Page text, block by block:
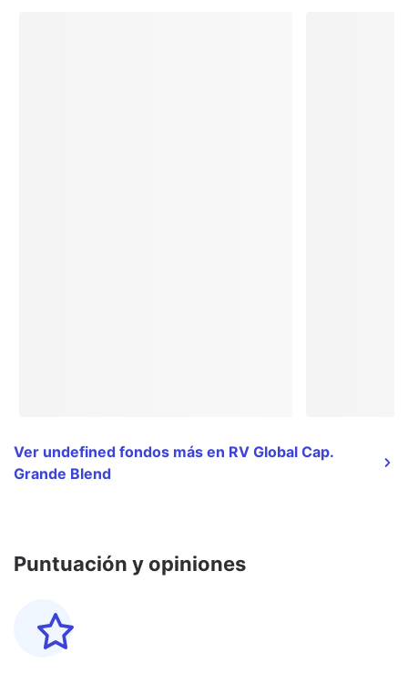
Ver undefined fondos más en RV Global Cap.
Grande Blend
Puntuación y opiniones